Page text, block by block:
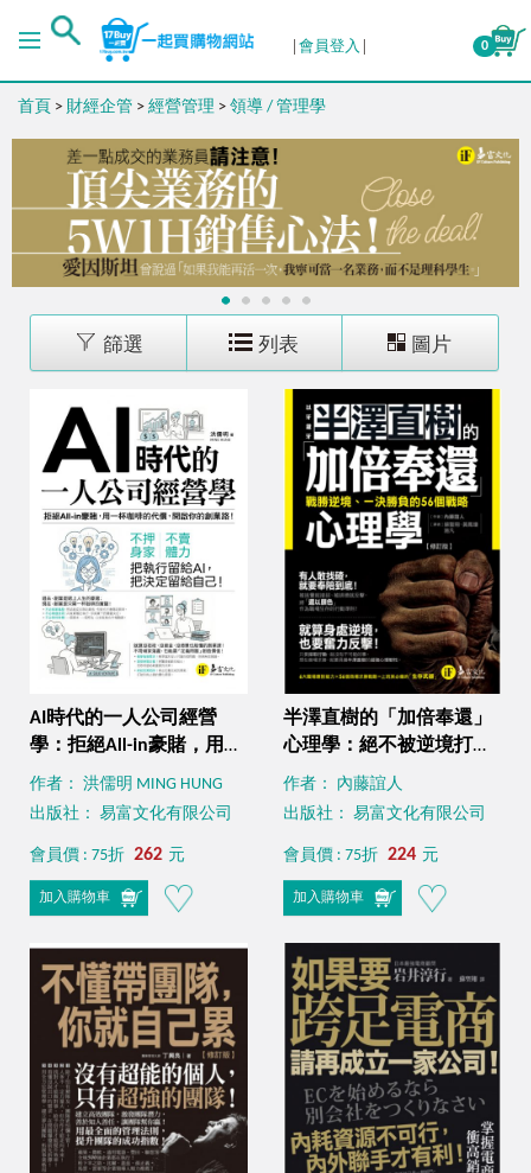
排序
出版日期 (新→舊)
出版日期 (舊→新)
銷售量 (高→低)
銷售量 (低→高)
價格 (高→低)
價格 (低→高)
會員登入 0
首頁 > 財經企管 > 經營管理 > 領導 / 管理學
1 2 3 4 5
篩選 列表 圖片
AI時代的一人公司經營
學：拒絕All-in豪賭，用一
杯咖啡的代價，開啟你的
創業路！
作者： 洪儒明 MING HUNG
出版社： 易富文化有限公司
會員價 : 75折 262 元
加入購物車
半澤直樹的「加倍奉還」
心理學：絕不被逆境打倒
的祕密【修訂版】
作者： 內藤誼人
出版社： 易富文化有限公司
會員價 : 75折 224 元
加入購物車